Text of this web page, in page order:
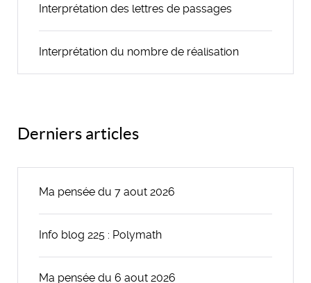
Interprétation des lettres de passages
Interprétation du nombre de réalisation
Derniers articles
Ma pensée du 7 aout 2026
Info blog 225 : Polymath
Ma pensée du 6 aout 2026